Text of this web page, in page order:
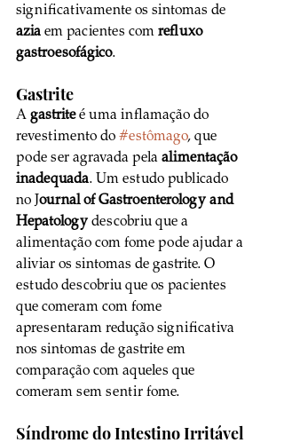
significativamente os sintomas de
azia em pacientes com refluxo
gastroesofágico.
Gastrite
A gastrite é uma inflamação do
revestimento do #estômago, que
pode ser agravada pela alimentação
inadequada. Um estudo publicado
no Journal of Gastroenterology and
Hepatology descobriu que a
alimentação com fome pode ajudar a
aliviar os sintomas de gastrite. O
estudo descobriu que os pacientes
que comeram com fome
apresentaram redução significativa
nos sintomas de gastrite em
comparação com aqueles que
comeram sem sentir fome.
Síndrome do Intestino Irritável